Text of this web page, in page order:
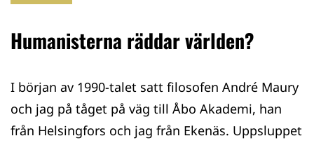
Humanisterna räddar världen?
I början av 1990-talet satt filosofen André Maury
och jag på tåget på väg till Åbo Akademi, han
från Helsingfors och jag från Ekenäs. Uppsluppet